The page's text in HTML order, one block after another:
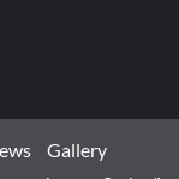
Gallery